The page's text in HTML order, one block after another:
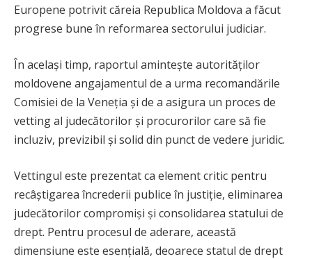
Europene potrivit căreia Republica Moldova a făcut
progrese bune în reformarea sectorului judiciar.
În același timp, raportul amintește autorităților
moldovene angajamentul de a urma recomandările
Comisiei de la Veneția și de a asigura un proces de
vetting al judecătorilor și procurorilor care să fie
incluziv, previzibil și solid din punct de vedere juridic.
Vettingul este prezentat ca element critic pentru
recâștigarea încrederii publice în justiție, eliminarea
judecătorilor compromiși și consolidarea statului de
drept. Pentru procesul de aderare, această
dimensiune este esențială, deoarece statul de drept